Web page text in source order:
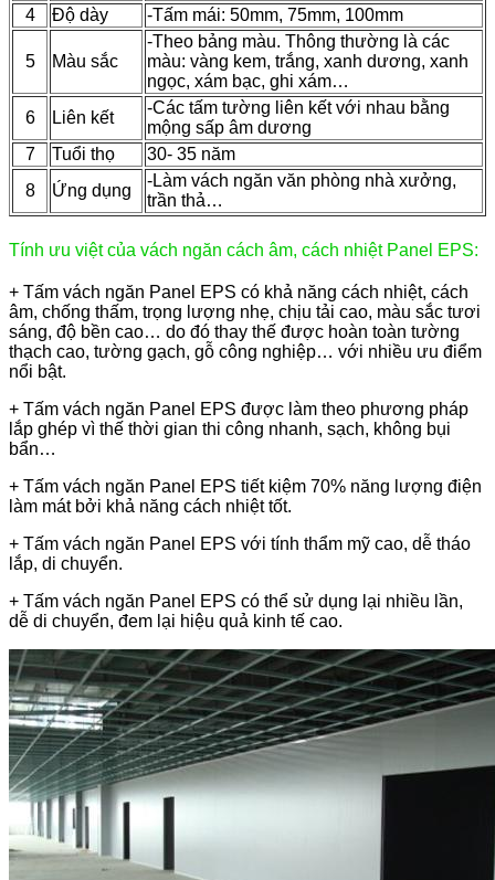
4
Độ dày -Tấm mái: 50mm, 75mm, 100mm
5 Màu sắc
-Theo bảng màu. Thông thường là các
màu: vàng kem, trắng, xanh dương, xanh
ngọc, xám bạc, ghi xám…
6
Liên kết
-Các tấm tường liên kết với nhau bằng
mộng sấp âm dương
7
Tuổi thọ
30- 35 năm
8
Ứng dụng
-Làm vách ngăn văn phòng nhà xưởng,
trần thả…
Tính ưu việt của vách ngăn cách âm, cách nhiệt Panel EPS:
+ Tấm vách ngăn Panel EPS có khả năng cách nhiệt, cách
âm, chống thấm, trọng lượng nhẹ, chịu tải cao, màu sắc tươi
sáng, độ bền cao… do đó thay thế được hoàn toàn tường
thạch cao, tường gạch, gỗ công nghiệp… với nhiều ưu điểm
nổi bật.
+ Tấm vách ngăn Panel EPS được làm theo phương pháp
lắp ghép vì thế thời gian thi công nhanh, sạch, không bụi
bẩn…
+ Tấm vách ngăn Panel EPS tiết kiệm 70% năng lượng điện
làm mát bởi khả năng cách nhiệt tốt.
+ Tấm vách ngăn Panel EPS với tính thẩm mỹ cao, dễ tháo
lắp, di chuyển.
+ Tấm vách ngăn Panel EPS có thể sử dụng lại nhiều lần,
dễ di chuyển, đem lại hiệu quả kinh tế cao.